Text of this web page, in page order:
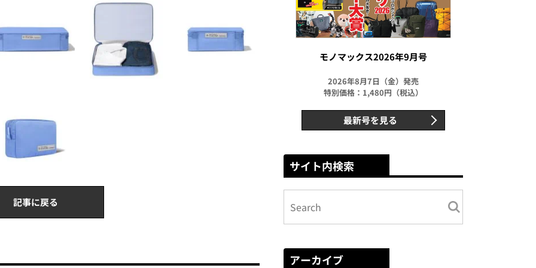
記事に戻る
モノマックス2026年9月号
2026年8月7日（金）発売
特別価格：1,480円（税込）
最新号を見る
サイト内検索
アーカイブ